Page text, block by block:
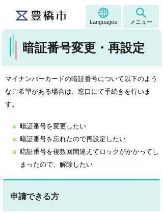
Languages メニュー
暗証番号変更・再設定
マイナンバーカードの暗証番号について以下のよう
なご希望がある場合は、窓口にて手続きを行いま
す。
暗証番号を変更したい
暗証番号を忘れたので再設定したい
暗証番号を複数回間違えてロックがかかってし
まったので、解除したい
申請できる方